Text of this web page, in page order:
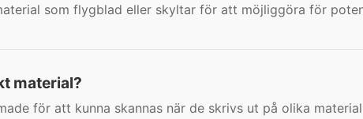
som flygblad eller skyltar för att möjliggöra för
material?
för att kunna skannas när de skrivs ut på olika